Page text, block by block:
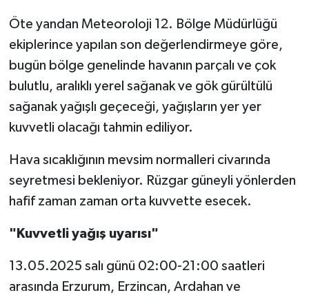
Öte yandan Meteoroloji 12. Bölge Müdürlüğü
ekiplerince yapılan son değerlendirmeye göre,
bugün bölge genelinde havanın parçalı ve çok
bulutlu, aralıklı yerel sağanak ve gök gürültülü
sağanak yağışlı geçeceği, yağışların yer yer
kuvvetli olacağı tahmin ediliyor.
Hava sıcaklığının mevsim normalleri civarında
seyretmesi bekleniyor. Rüzgar güneyli yönlerden
hafif zaman zaman orta kuvvette esecek.
"Kuvvetli yağış uyarısı"
13.05.2025 salı günü 02:00-21:00 saatleri
arasında Erzurum, Erzincan, Ardahan ve